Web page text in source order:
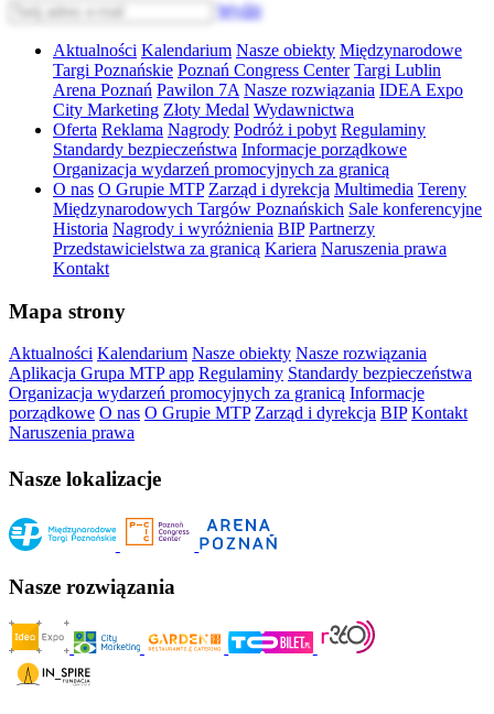
Wyślij
Aktualności Kalendarium Nasze obiekty Międzynarodowe
Targi Poznańskie Poznań Congress Center Targi Lublin
Arena Poznań Pawilon 7A Nasze rozwiązania IDEA Expo
City Marketing Złoty Medal Wydawnictwa
Oferta Reklama Nagrody Podróż i pobyt Regulaminy
Standardy bezpieczeństwa Informacje porządkowe
Organizacja wydarzeń promocyjnych za granicą
O nas O Grupie MTP Zarząd i dyrekcja Multimedia Tereny
Międzynarodowych Targów Poznańskich Sale konferencyjne
Historia Nagrody i wyróżnienia BIP Partnerzy
Przedstawicielstwa za granicą Kariera Naruszenia prawa
Kontakt
Mapa strony
Aktualności Kalendarium Nasze obiekty Nasze rozwiązania
Aplikacja Grupa MTP app Regulaminy Standardy bezpieczeństwa
Organizacja wydarzeń promocyjnych za granicą Informacje
porządkowe O nas O Grupie MTP Zarząd i dyrekcja BIP Kontakt
Naruszenia prawa
Nasze lokalizacje
Nasze rozwiązania